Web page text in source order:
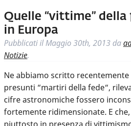
Quelle “vittime”
in Europa
Pubblicati ilMaggio 30th, 2013 da
Notizie.
Ne abbiamo scritto
presunti “martiri della fede“,
cifre astronomiche fossero
fortemente ridimensionate. E